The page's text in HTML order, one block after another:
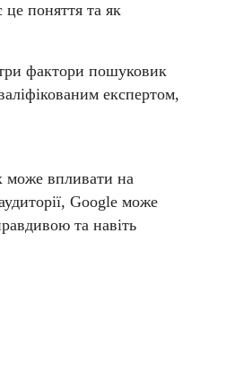
поняття та як
три фактори пошуковик
експертом,
може впливати на
Google може
та навіть